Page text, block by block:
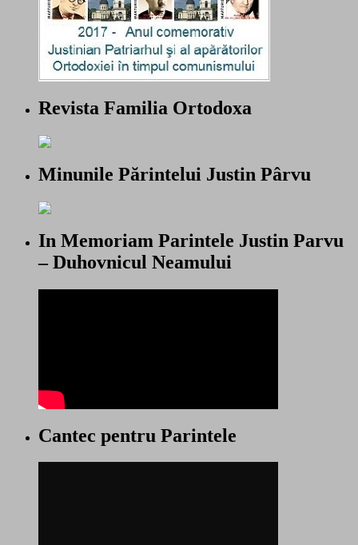
Revista Familia Ortodoxa
Minunile Părintelui Justin Pârvu
In Memoriam Parintele Justin Parvu
– Duhovnicul Neamului
Cantec pentru Parintele